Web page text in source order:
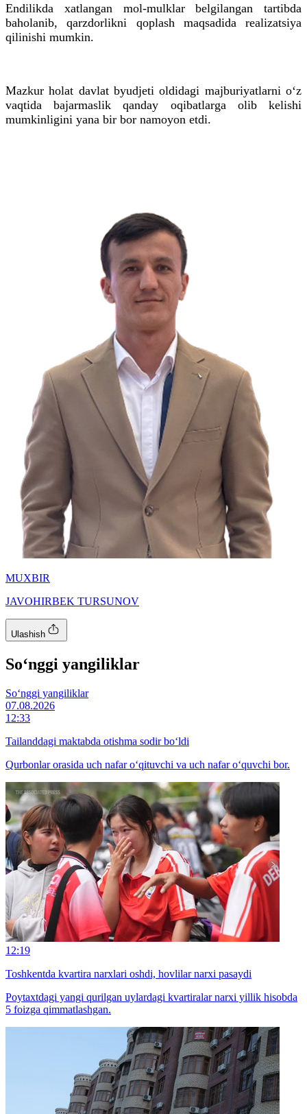
Endilikda xatlangan mol-mulklar belgilangan tartibda
baholanib, qarzdorlikni qoplash maqsadida realizatsiya
qilinishi mumkin.
Mazkur holat davlat byudjeti oldidagi majburiyatlarni o‘z
vaqtida bajarmaslik qanday oqibatlarga olib kelishi
mumkinligini yana bir bor namoyon etdi.
MUXBIR
JAVOHIRBEK TURSUNOV
Ulashish
So‘nggi yangiliklar
So‘nggi yangiliklar
07.08.2026
12:33
Tailanddagi maktabda otishma sodir bo‘ldi
Qurbonlar orasida uch nafar o‘qituvchi va uch nafar o‘quvchi bor.
12:19
Toshkentda kvartira narxlari oshdi, hovlilar narxi pasaydi
Poytaxtdagi yangi qurilgan uylardagi kvartiralar narxi yillik hisobda
5 foizga qimmatlashgan.